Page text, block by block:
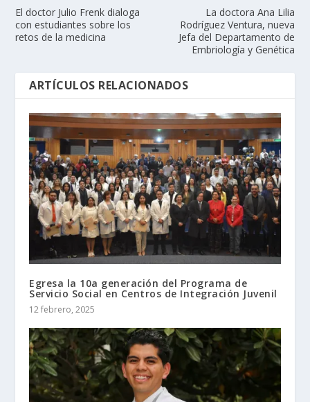
El doctor Julio Frenk dialoga
con estudiantes sobre los
retos de la medicina
La doctora Ana Lilia
Rodríguez Ventura, nueva
Jefa del Departamento de
Embriología y Genética
ARTÍCULOS RELACIONADOS
Egresa la 10a generación del Programa de
Servicio Social en Centros de Integración Juvenil
12 febrero, 2025